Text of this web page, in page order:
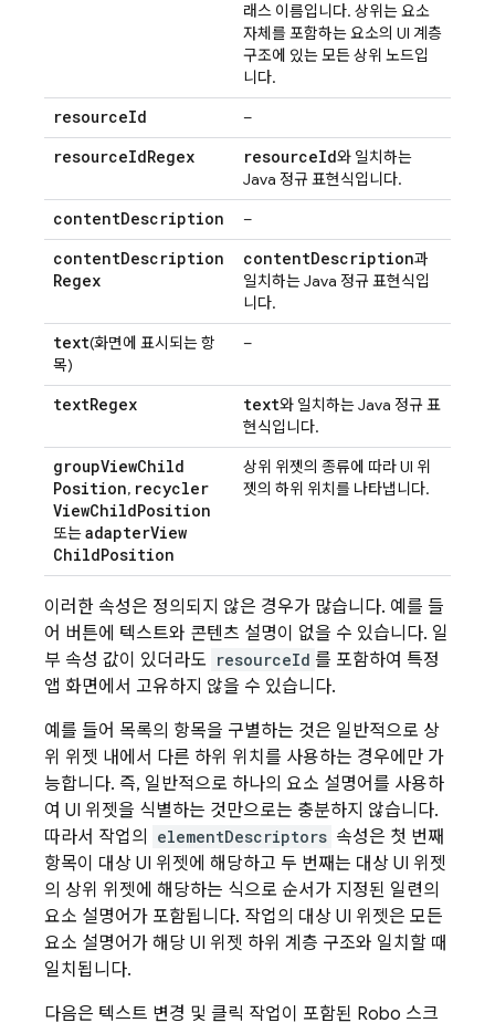
래스 이름입니다. 상위는 요소
자체를 포함하는 요소의 UI 계층
구조에 있는 모든 상위 노드입
니다.
resourceId –
resourceIdRegex resourceId와 일치하는
Java 정규 표현식입니다.
contentDescription –
contentDescription
Regex
contentDescription과
일치하는 Java 정규 표현식입
니다.
text(화면에 표시되는 항
목)
–
textRegex text와 일치하는 Java 정규 표
현식입니다.
groupViewChild
Position, recycler
ViewChildPosition
또는adapterView
ChildPosition
상위 위젯의 종류에 따라 UI 위
젯의 하위 위치를 나타냅니다.
이러한 속성은 정의되지 않은 경우가 많습니다. 예를 들
어 버튼에 텍스트와 콘텐츠 설명이 없을 수 있습니다. 일
부 속성 값이 있더라도 resourceId 를 포함하여 특정
앱 화면에서 고유하지 않을 수 있습니다.
예를 들어 목록의 항목을 구별하는 것은 일반적으로 상
위 위젯 내에서 다른 하위 위치를 사용하는 경우에만 가
능합니다. 즉, 일반적으로 하나의 요소 설명어를 사용하
여 UI 위젯을 식별하는 것만으로는 충분하지 않습니다.
따라서 작업의
elementDescriptors 속성은 첫 번째
항목이 대상 UI 위젯에 해당하고 두 번째는 대상 UI 위젯
의 상위 위젯에 해당하는 식으로 순서가 지정된 일련의
요소 설명어가 포함됩니다. 작업의 대상 UI 위젯은 모든
요소 설명어가 해당 UI 위젯 하위 계층 구조와 일치할 때
일치됩니다.
다음은 텍스트 변경 및 클릭 작업이 포함된 Robo 스크